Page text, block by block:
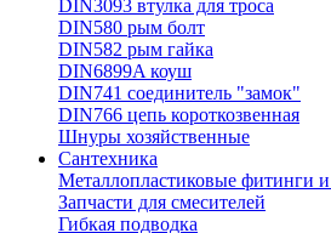
DIN3093 втулка для троса
DIN580 рым болт
DIN582 рым гайка
DIN6899A коуш
DIN741 соединитель "замок"
DIN766 цепь короткозвенная
Шнуры хозяйственные
Сантехника
Металлопластиковые фитинги
Запчасти для смесителей
Гибкая подводка